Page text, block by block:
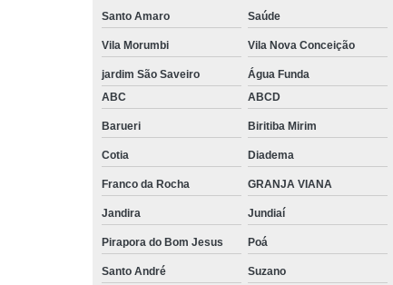
Santo Amaro Saúde
Vila Morumbi Vila Nova Conceição
jardim São Saveiro
Água Funda
ABC
ABCD
Barueri Biritiba Mirim
Cotia Diadema
Franco da Rocha GRANJA VIANA
Jandira Jundiaí
Pirapora do Bom Jesus Poá
Santo André Suzano